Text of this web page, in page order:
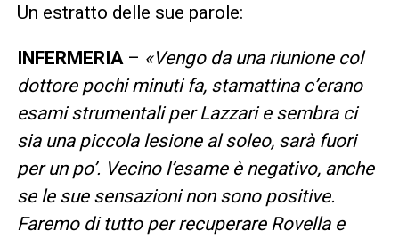
Un estratto delle sue parole:
INFERMERIA – «Vengo da una riunione col
dottore pochi minuti fa, stamattina c’erano
esami strumentali per Lazzari e sembra ci
sia una piccola lesione al soleo, sarà fuori
per un po’. Vecino l’esame è negativo, anche
se le sue sensazioni non sono positive.
Faremo di tutto per recuperare Rovella e